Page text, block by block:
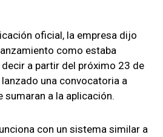
oficial, la empresa dijo
como estaba
a partir del próximo 23 de
una convocatoria a
sumaran a la aplicación.
con un sistema similar a